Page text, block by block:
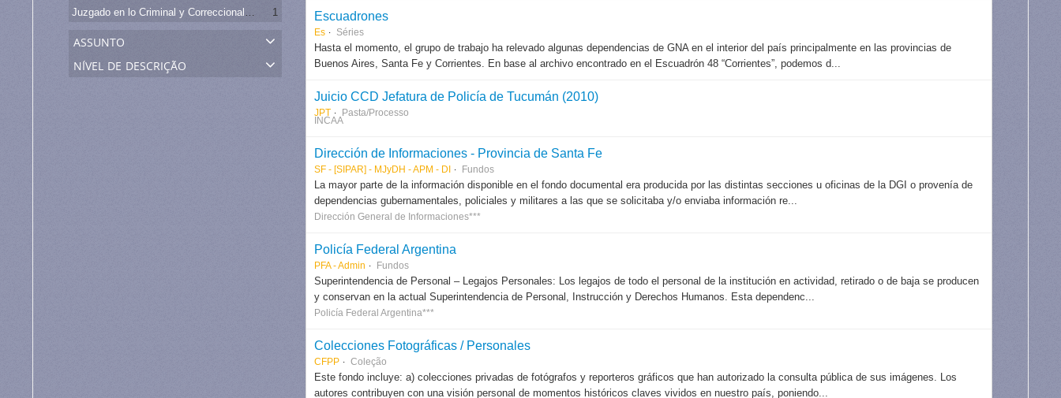
Juzgado en lo Criminal y Correccional Federal N°3 de la Capital Federal
1
assunto
nível de descrição
Escuadrones
Es Séries
Hasta el momento, el grupo de trabajo ha relevado algunas dependencias de GNA en el interior del país principalmente en las provincias de
Buenos Aires, Santa Fe y Corrientes. En base al archivo encontrado en el Escuadrón 48 “Corrientes”, podemos d...
Juicio CCD Jefatura de Policía de Tucumán (2010)
JPT Pasta/Processo
INCAA
Dirección de Informaciones - Provincia de Santa Fe
SF - [SIPAR] - MJyDH - APM - DI Fundos
La mayor parte de la información disponible en el fondo documental era producida por las distintas secciones u oficinas de la DGI o provenía de
dependencias gubernamentales, policiales y militares a las que se solicitaba y/o enviaba información re...
Dirección General de Informaciones***
Policía Federal Argentina
PFA - Admin Fundos
Superintendencia de Personal – Legajos Personales: Los legajos de todo el personal de la institución en actividad, retirado o de baja se producen
y conservan en la actual Superintendencia de Personal, Instrucción y Derechos Humanos. Esta dependenc...
Policía Federal Argentina***
Colecciones Fotográficas / Personales
CFPP Coleção
Este fondo incluye: a) colecciones privadas de fotógrafos y reporteros gráficos que han autorizado la consulta pública de sus imágenes. Los
autores contribuyen con una visión personal de momentos históricos claves vividos en nuestro país, poniendo...